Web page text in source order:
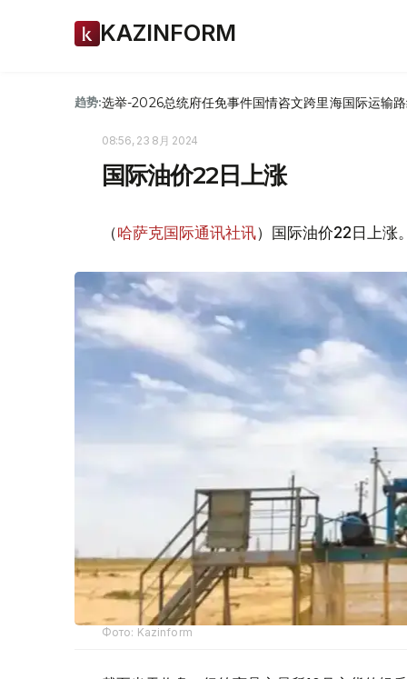
KAZINFORM
趋势:选举-2026总统府任免事件国情咨文跨里海国际运输
08:56, 23 8月 2024
国际油价22日上涨
（哈萨克国际通讯社讯）国际油价22日上涨。
Фото: Kazinform